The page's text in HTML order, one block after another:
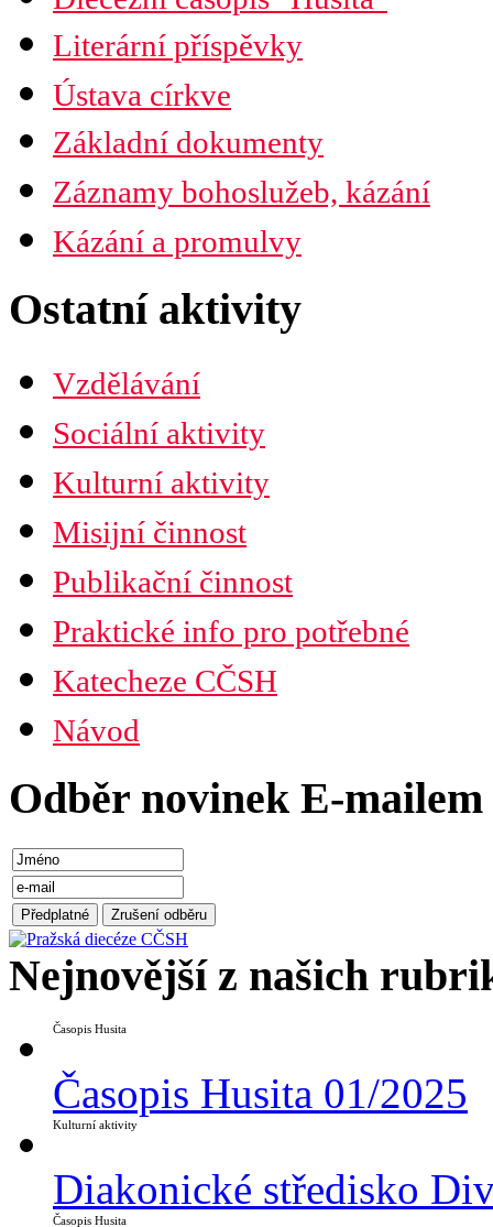
Předplatné
Literární příspěvky
Ústava církve
Preambule
Závěrečná ustanovení
Organizační uspořádání
Diecéze
Základní dokumenty
Záznamy bohoslužeb, kázání
Kázání a promulvy
Ostatní aktivity
Vzdělávání
Sociální aktivity
Kulturní aktivity
Misijní činnost
Publikační činnost
Praktické info pro potřebné
Katecheze CČSH
Návod
Odběr novinek E-mailem
Nejnovější z našich
Časopis Husita
Časopis Husita 01/2025
Kulturní aktivity
Diakonické středisko
Časopis Husita